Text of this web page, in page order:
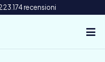
recensioni